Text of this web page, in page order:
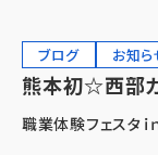
ブログ お知ら
熊本初☆西部
職業体験フェスタ